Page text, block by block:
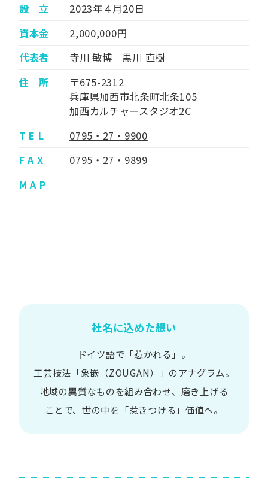
設 立
2023年４月20日
資本金
2,000,000円
代表者
寺川 敏博 黒川 直樹
住 所
〒675-2312
兵庫県加西市北条町北条105
加西カルチャースタジオ2C
T E L
0795・27・9900
F A X
0795・27・9899
M A P
社名に込めた想い
ドイツ語で​「惹かれる」。
工芸技法​「象嵌​（ZOUGAN）」の​アナグラム。
地域の​異質な​ものを​組み合わせ、 磨き上げる​
ことで、 世の​中を​「惹きつける」価値へ。​